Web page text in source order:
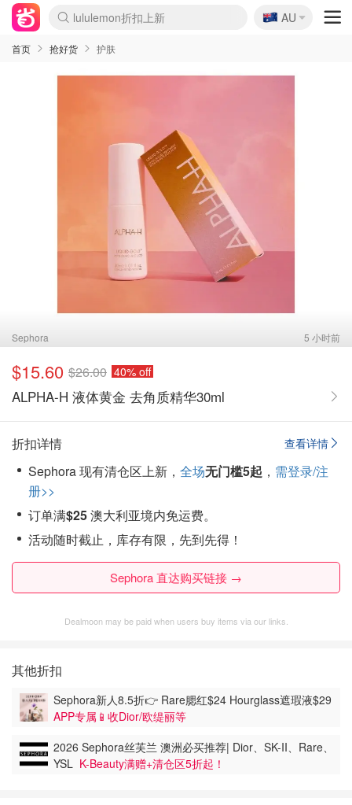
lululemon折扣上新
Sasa美妆护肤3.5折
SSENSE年中2.5折
FreshBeauty好价汇总
Cettire降价+叠9折
WWS Coles超市实拍
viagogo二手票捡漏
Myer超级周末
The Outnet奢牌1折起
David Jones 3折起
Flannels大牌1折
Perfumes Club护肤1折
AMIRO面罩$251
Amazon折扣汇总
eToro入金$200送$50
Amazon数码好物
ICONIC本周7.5折
ThedoubleF高奢地板价
Moose Knuckles 6折
丝芙兰5折起
EUFY摄像头$98
Selenichast首饰2折
Trip机票酒店促销
YSL送5件彩妆礼
Amazon家居好物
Amazon美妆护肤
雅漾大喷$8
过敏原检测盒$33
伊索独家赠50ml沐浴露
科颜氏高保湿面霜$29
SEALIFE海洋馆门票6折
丝塔芙大白罐$16
订阅Newsletter送香薰
Cult Beauty 6.8折
Harrods圣诞日历$525
LN-CC奢牌私促3折
d'Alba空姐喷雾$16
EVE LOM套装£56
Bernardelli独家4折
Adore Beauty 6折起
CT圣诞日历
Mytheresa奢品2.7折
Luxury Escapes 9折
Currentbody美容仪$881
MOON Garden Live
Roborock扫地机$649
Tingo Life水杯$24
Valentino官网5折
CR洗护套装$23
修丽可4件套$159
Myer彩妆2件7折
GANNI官网4.5折
Stylevana韩妆4折
Tessabit高奢8.5折
OGX洗发水$11
Amazon阿德莱德次日达
卡诗8.5折+赠礼
Philips Hue灯具8折
🇦🇺
AU
首页 抢好货 护肤
Sephora 5 小时前
$15.60 $26.00 40% off
ALPHA-H 液体黄金 去角质精华30ml
查看详情
折扣详情
Sephora 现有清仓区上新， 全场无门槛5起 ， 需登录/注
册>>
订单满$25澳大利亚境内免运费。
活动随时截止，库存有限，先到先得！
Sephora 直达购买链接 →
Dealmoon may be paid when users buy items via our links.
其他折扣
Sephora新人8.5折👉 Rare腮红$24 Hourglass遮瑕液$29
APP专属📱收Dior/欧缇丽等
2026 Sephora丝芙兰 澳洲必买推荐| Dior、SK-II、Rare、
YSL K-Beauty满赠+清仓区5折起！